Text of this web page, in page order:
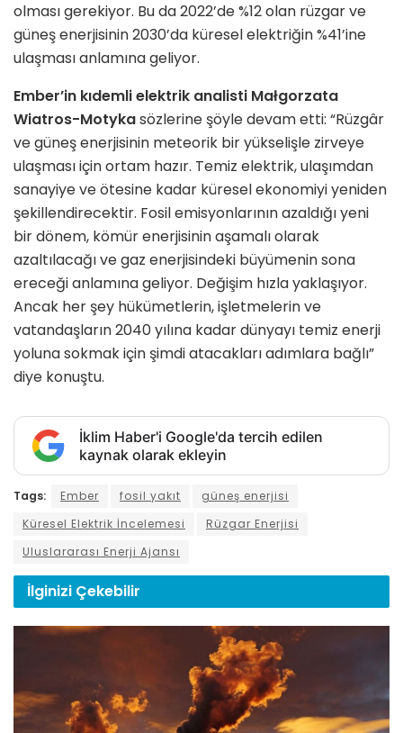
olması gerekiyor. Bu da 2022’de %12 olan rüzgar ve
güneş enerjisinin 2030’da küresel elektriğin %41’ine
ulaşması anlamına geliyor.
Ember’in kıdemli elektrik analisti Małgorzata
Wiatros-Motykasözlerine şöyle devam etti: “Rüzgâr
ve güneş enerjisinin meteorik bir yükselişle zirveye
ulaşması için ortam hazır. Temiz elektrik, ulaşımdan
sanayiye ve ötesine kadar küresel ekonomiyi yeniden
şekillendirecektir. Fosil emisyonlarının azaldığı yeni
bir dönem, kömür enerjisinin aşamalı olarak
azaltılacağı ve gaz enerjisindeki büyümenin sona
ereceği anlamına geliyor. Değişim hızla yaklaşıyor.
Ancak her şey hükümetlerin, işletmelerin ve
vatandaşların 2040 yılına kadar dünyayı temiz enerji
yoluna sokmak için şimdi atacakları adımlara bağlı”
diye konuştu.
İklim Haber'i Google'da tercih edilen
kaynak olarak ekleyin
Tags: Ember fosil yakıt
güneş enerjisi
Küresel Elektrik İncelemesi
Rüzgar Enerjisi
Uluslararası Enerji Ajansı
İlginizi Çekebilir